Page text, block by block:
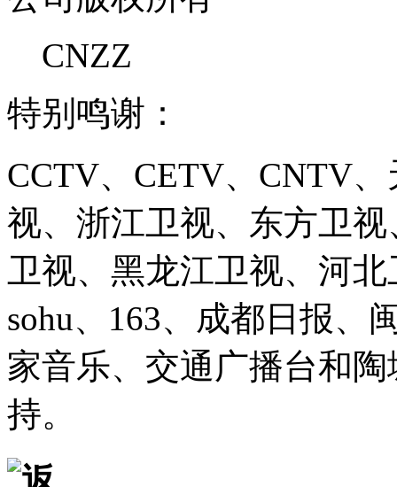
CNZZ
特别鸣谢：
CCTV、CETV、CNTV
视、浙江卫视、东方卫
卫视、黑龙江卫视、河北
sohu、163、成都日报、
家音乐、交通广播台和
持。